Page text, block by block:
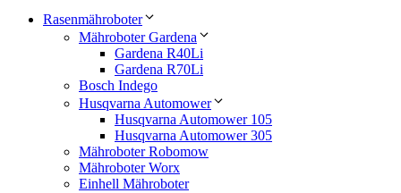
Rasenmähroboter
Mähroboter Gardena
Gardena R40Li
Gardena R70Li
Bosch Indego
Husqvarna Automower
Husqvarna Automower 105
Husqvarna Automower 305
Mähroboter Robomow
Mähroboter Worx
Einhell Mähroboter